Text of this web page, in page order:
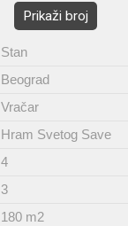
Prikaži broj
Stan
Beograd
Vračar
Hram Svetog Save
4
3
180 m2